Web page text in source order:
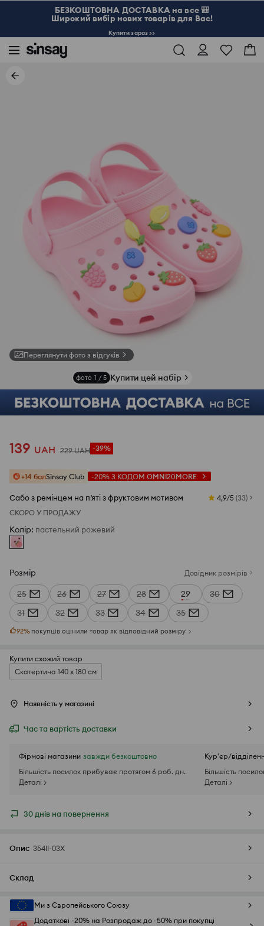
БЕЗКОШТОВНА ДОСТАВКА на все 🎒
Широкий вибір нових товарів для Вас!
Купити зараз >>
Переглянути фото з відгуків
фото 1 / 5 Купити цей набір
139 UAH 229 UAH -39%
+14 балSinsay Club -20% З КОДОМ OMNI20MORE
Сабо з ремінцем на п’яті з фруктовим мотивом 4,9/5 (33)
СКОРО У ПРОДАЖУ
Колір: пастельний рожевий
Розмір Довідник розмірів
25 26 27 28 29
30
31
32 33 34 35
92% покупців оцінили товар як відповідний розміру
Купити схожий товар
Скатертина 140 x 180 см
Наявність у магазині
Час та вартість доставки
Фірмові магазини завжди безкоштовно
Більшість посилок прибуває протягом 6 роб. дн.
Деталі >
Кур'єр/
Більшість
Деталі >
30 днів на повернення
Опис 354II-03X
Склад
Ми з Європейського Союзу
Додаткові -20% на Розпродаж до -50% при покупці